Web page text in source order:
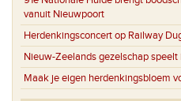
vanuit Nieuwpoort
Herdenkingsconcert op Railway
Nieuw-Zeelands gezelschap speelt
Maak je eigen herdenkingsbloem